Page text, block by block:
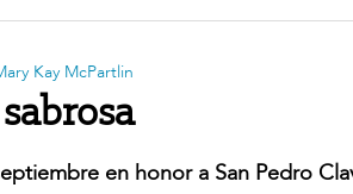
Kay McPartlin
en honor a San Pedro